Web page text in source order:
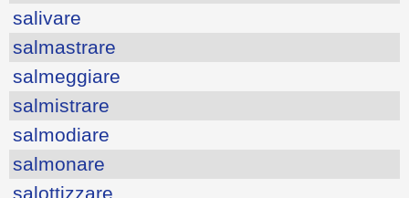
salivare
salmastrare
salmeggiare
salmistrare
salmodiare
salmonare
salottizzare